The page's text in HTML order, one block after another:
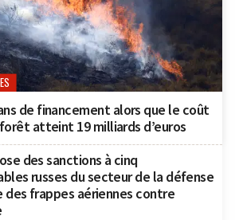
de financement alors que le coût
atteint 19 milliards d’euros
des sanctions à cinq
russes du secteur de la défense
des frappes aériennes contre